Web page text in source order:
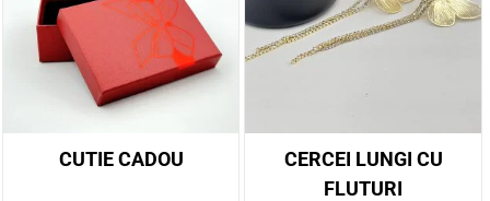
CUTIE CADOU
CERCEI LUNGI CU
FLUTURI